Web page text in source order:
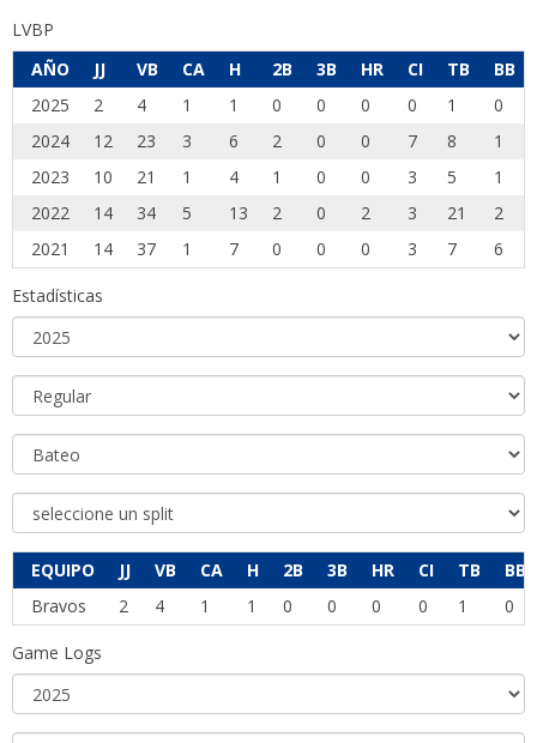
LVBP
AÑO
JJ VB CA H 2B 3B HR CI TB
BB
2025
2 4 1 1 0 0 0 0 1
0
2024
12 23 3 6 2 0 0 7 8
1
2023
10 21 1 4 1 0 0 3 5
1
2022
14 34 5 13 2 0 2 3 21
2
2021
14 37 1 7 0 0 0 3 7 6
Estadísticas
EQUIPO JJ VB CA H 2B 3B HR CI TB
BB
Bravos
2 4 1 1 0 0 0 0 1 0
Game Logs